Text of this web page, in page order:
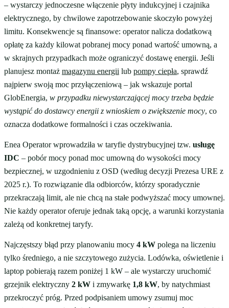
– wystarczy jednoczesne włączenie płyty indukcyjnej i czajnika
elektrycznego, by chwilowe zapotrzebowanie skoczyło powyżej
limitu. Konsekwencje są finansowe: operator nalicza dodatkową
opłatę za każdy kilowat pobranej mocy ponad wartość umowną, a
w skrajnych przypadkach może ograniczyć dostawę energii. Jeśli
planujesz montaż magazynu energii lub pompy ciepła, sprawdź
najpierw swoją moc przyłączeniową – jak wskazuje portal
GlobEnergia, w przypadku niewystarczającej mocy trzeba będzie
wystąpić do dostawcy energii z wnioskiem o zwiększenie mocy, co
oznacza dodatkowe formalności i czas oczekiwania.
Enea Operator wprowadziła w taryfie dystrybucyjnej tzw. usługę
IDC – pobór mocy ponad moc umowną do wysokości mocy
bezpiecznej, w uzgodnieniu z OSD (według decyzji Prezesa URE z
2025 r.). To rozwiązanie dla odbiorców, którzy sporadycznie
przekraczają limit, ale nie chcą na stałe podwyższać mocy umownej.
Nie każdy operator oferuje jednak taką opcję, a warunki korzystania
zależą od konkretnej taryfy.
Najczęstszy błąd przy planowaniu mocy 4 kW polega na liczeniu
tylko średniego, a nie szczytowego zużycia. Lodówka, oświetlenie i
laptop pobierają razem poniżej 1 kW – ale wystarczy uruchomić
grzejnik elektryczny 2 kW i zmywarkę 1,8 kW, by natychmiast
przekroczyć próg. Przed podpisaniem umowy zsumuj moc